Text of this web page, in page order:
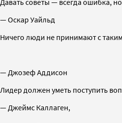
— Оскар Уайльд
Ничего люди не принимают с
— Джозеф Аддисон
Лидер должен уметь поступить
— Джеймс Каллаген,